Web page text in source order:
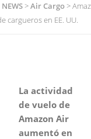
>Air Cargo>
cargueros en EE. UU.
La actividad
de vuelo de
Amazon Air
aumentó en